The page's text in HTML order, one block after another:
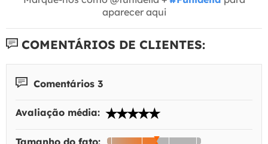
aparecer aqui
COMENTÁRIOS DE CLIENTES:
Comentários 3
Avaliação média:
Tamanho do fato: